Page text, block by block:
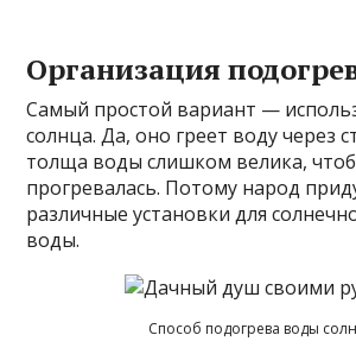
Организация
Самый простой вариант —
солнца. Да, оно греет воду через
толща воды слишком велика,
прогревалась. Потому народ
различные установки для
воды.
Способ подогрева воды